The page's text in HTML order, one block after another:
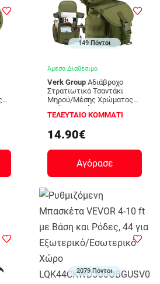
149 Πόντοι
Άμεσα Διαθέσιμο
Verk Group
Στρατιωτικό Τσαντάκι
Μηρού/Μέσης Χρώματος
Πράσινο Verk Group
5907451360651
ΤΕΛΕΥΤΑΙΟ ΚΟΜΜΑΤΙ
14.90€
Αγόρασε
2079 Πόντοι